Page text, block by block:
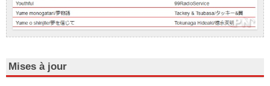
Mises à jour